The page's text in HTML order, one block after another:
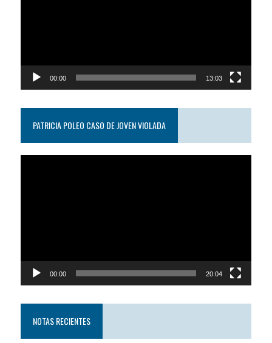
00:00 13:03
PATRICIA POLEO CASO DE JOVEN VIOLADA
00:00 20:04
NOTAS RECIENTES